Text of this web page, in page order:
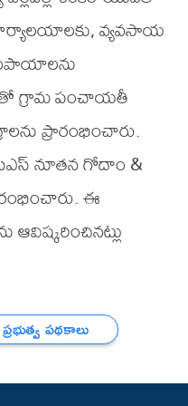
కార్యాలయాలకు, వ్యవసాయ
గ్రామ పంచాయతీ
ప్రారంభించారు.
నూతన గోదాం &
ఈ
ఆవిష్కరించినట్లు
ప్రభుత్వ పథకాలు